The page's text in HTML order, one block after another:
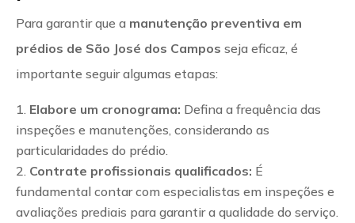
Para garantir que a manutenção preventiva em
prédios de São José dos Campos seja eficaz, é
importante seguir algumas etapas:
Elabore um cronograma: Defina a frequência das
inspeções e manutenções, considerando as
particularidades do prédio.
Contrate profissionais qualificados: É
fundamental contar com especialistas em inspeções e
avaliações prediais para garantir a qualidade do serviço.